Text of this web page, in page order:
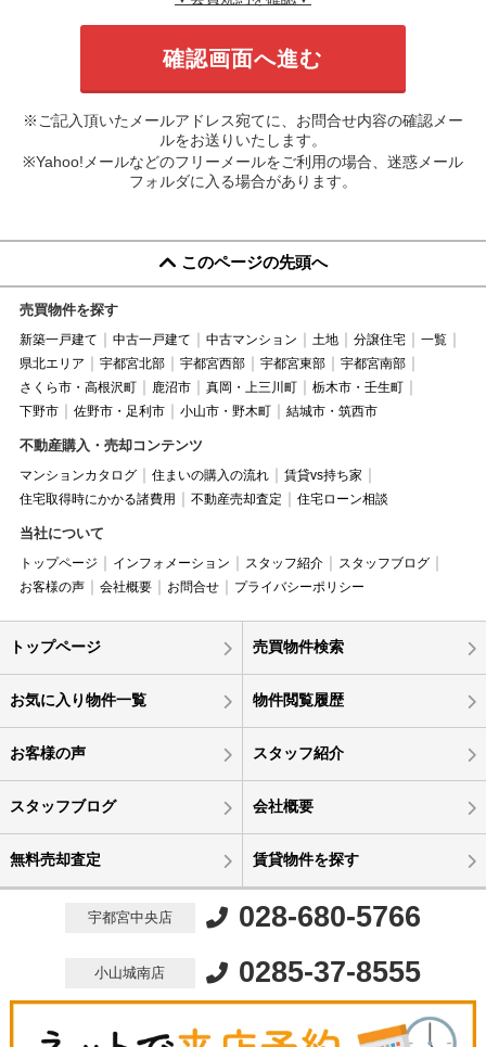
※ご記入頂いたメールアドレス宛てに、お問合せ内容の確認メー
ルをお送りいたします。
※Yahoo!メールなどのフリーメールをご利用の場合、迷惑メール
フォルダに入る場合があります。
このページの先頭へ
売買物件を探す
新築一戸建て 中古一戸建て 中古マンション 土地 分譲住宅
一覧
県北エリア
宇都宮北部 宇都宮西部 宇都宮東部
宇都宮南部
さくら市・高根沢町
鹿沼市 真岡・上三川町
栃木市・壬生町
下野市
佐野市・足利市 小山市・野木町 結城市・筑西市
不動産購入・売却コンテンツ
マンションカタログ 住まいの購入の流れ
賃貸vs持ち家
住宅取得時にかかる諸費用
不動産売却査定 住宅ローン相談
当社について
トップページ インフォメーション スタッフ紹介
スタッフブログ
お客様の声
会社概要 お問合せ プライバシーポリシー
トップページ 売買物件検索
お気に入り物件一覧 物件閲覧履歴
お客様の声 スタッフ紹介
スタッフブログ 会社概要
無料売却査定 賃貸物件を探す
宇都宮中央店 028-680-5766
小山城南店 0285-37-8555